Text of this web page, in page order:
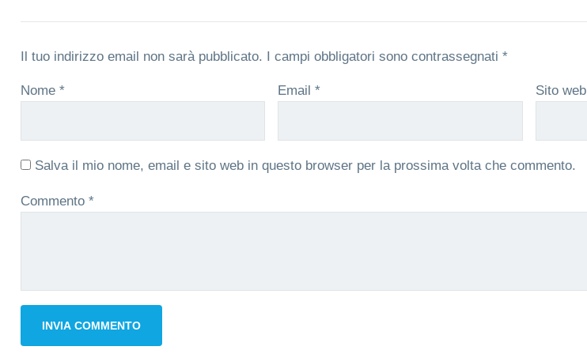
Il tuo indirizzo email non sarà pubblicato. I campi obbligatori sono contrassegnati *
Nome * Email* Sito web
Salva il mio nome, email e sito web in questo browser per la prossima volta che commento.
Commento *